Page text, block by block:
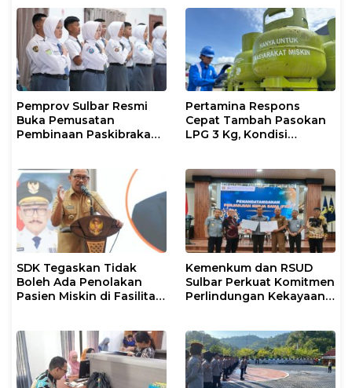
Pemprov Sulbar Resmi
Buka Pemusatan
Pembinaan Paskibraka
Pertamina Respons
Cepat Tambah Pasokan
LPG 3 Kg, Kondisi
SDK Tegaskan Tidak
Boleh Ada Penolakan
Pasien Miskin di Fasilitas
Kemenkum dan RSUD
Sulbar Perkuat Komitmen
Perlindungan Kekayaan